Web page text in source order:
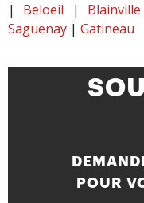
| Beloeil | Blainville
Saguenay | Gatineau
POUR